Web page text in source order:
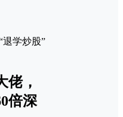
佬，
倍深